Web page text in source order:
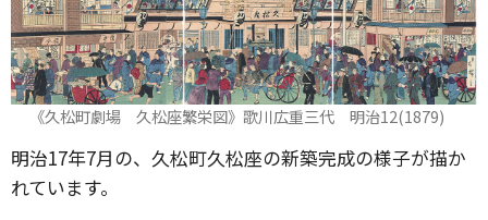
《久松町劇場 久松座繁栄図》歌川広重三代 明治12(1879)
明治17年7月の、久松町久松座の新築完成の様子が描か
れています。